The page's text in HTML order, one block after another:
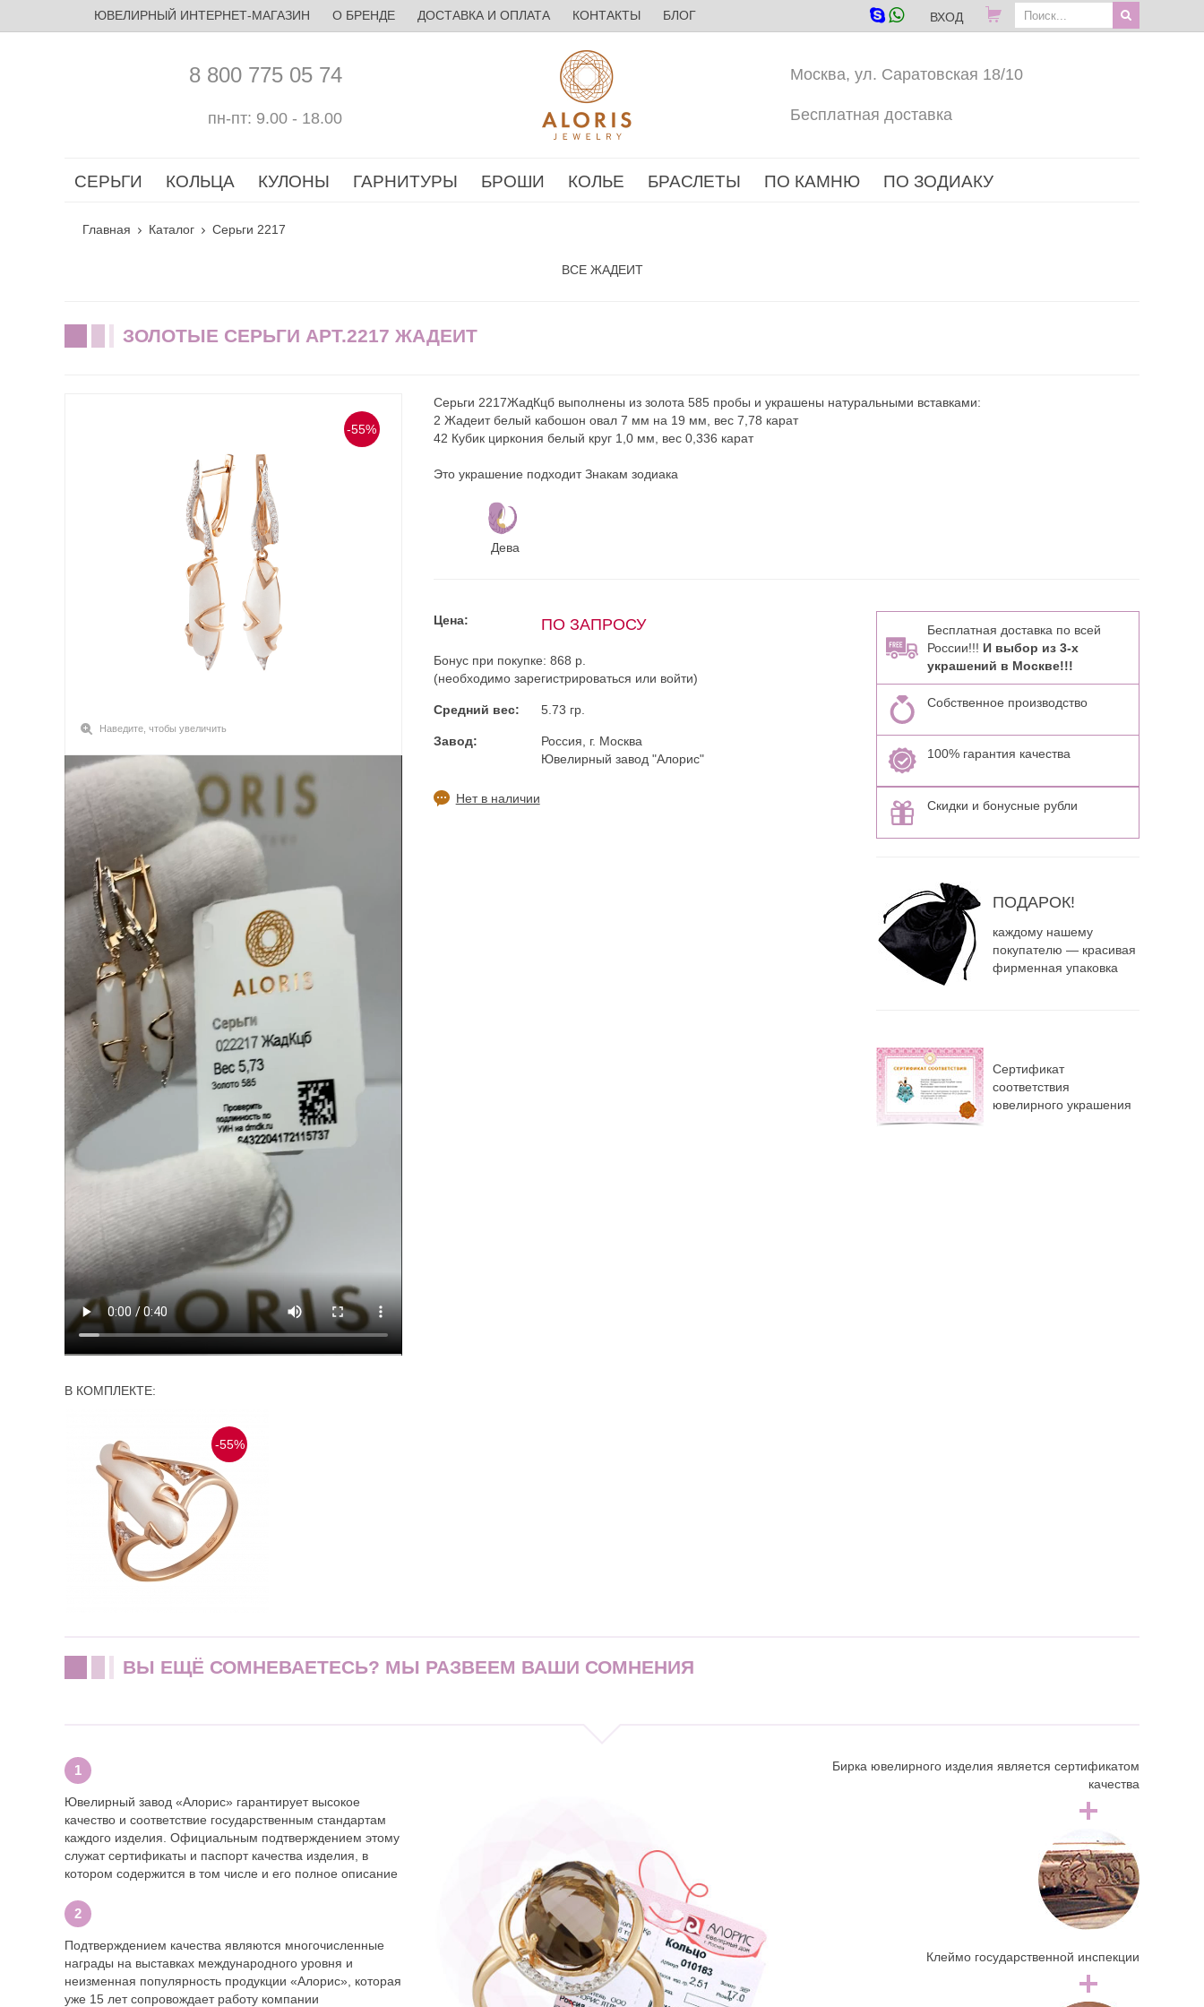
ЮВЕЛИРНЫЙ ИНТЕРНЕТ-МАГАЗИН О БРЕНДЕ ДОСТАВКА И ОПЛАТА КОНТАКТЫ БЛОГ ВХОД
8 800 775 05 74
пн-пт: 9.00 - 18.00
Москва, ул. Саратовская 18/10
Бесплатная доставка
СЕРЬГИ КОЛЬЦА КУЛОНЫ ГАРНИТУРЫ БРОШИ КОЛЬЕ БРАСЛЕТЫ ПО КАМНЮ ПО ЗОДИАКУ
Главная Каталог Серьги 2217
ВСЕ ЖАДЕИТ
ЗОЛОТЫЕ СЕРЬГИ АРТ.2217 ЖАДЕИТ
-55%
Наведите, чтобы увеличить
В КОМПЛЕКТЕ:
-55%
Серьги 2217ЖадКцб выполнены из золота 585 пробы и украшены натуральными вставками:
2 Жадеит белый кабошон овал 7 мм на 19 мм, вес 7,78 карат
42 Кубик циркония белый круг 1,0 мм, вес 0,336 карат
Это украшение подходит Знакам зодиака
Дева
Цена: ПО ЗАПРОСУ
Бонус при покупке: 868 р.
(необходимо зарегистрироваться или войти)
Средний вес: 5.73 гр.
Завод:
Россия, г. Москва
Ювелирный завод "Алорис"
Нет в наличии
Бесплатная доставка по всей
России!!! И выбор из 3-х
украшений в Москве!!!
Собственное производство
100% гарантия качества
Скидки и бонусные рубли
ПОДАРОК!
каждому нашему
покупателю — красивая
фирменная упаковка
Сертификат
соответствия
ювелирного украшения
ВЫ ЕЩЁ СОМНЕВАЕТЕСЬ? МЫ РАЗВЕЕМ ВАШИ СОМНЕНИЯ
Ювелирный завод «Алорис» гарантирует высокое
качество и соответствие государственным стандартам
каждого изделия. Официальным подтверждением этому
служат сертификаты и паспорт качества изделия, в
котором содержится в том числе и его полное описание
Подтверждением качества являются многочисленные
награды на выставках международного уровня и
неизменная популярность продукции «Алорис», которая
уже 15 лет сопровождает работу компании
Бирка ювелирного изделия является сертификатом
качества
Клеймо государственной инспекции